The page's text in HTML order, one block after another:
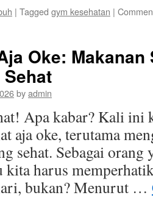
| Tagged gym kesehatan |
Oke: Makanan
byadmin
Apa kabar? Kali ini
aja oke, terutama
sehat. Sebagai orang
kita harus
bukan? Menurut …